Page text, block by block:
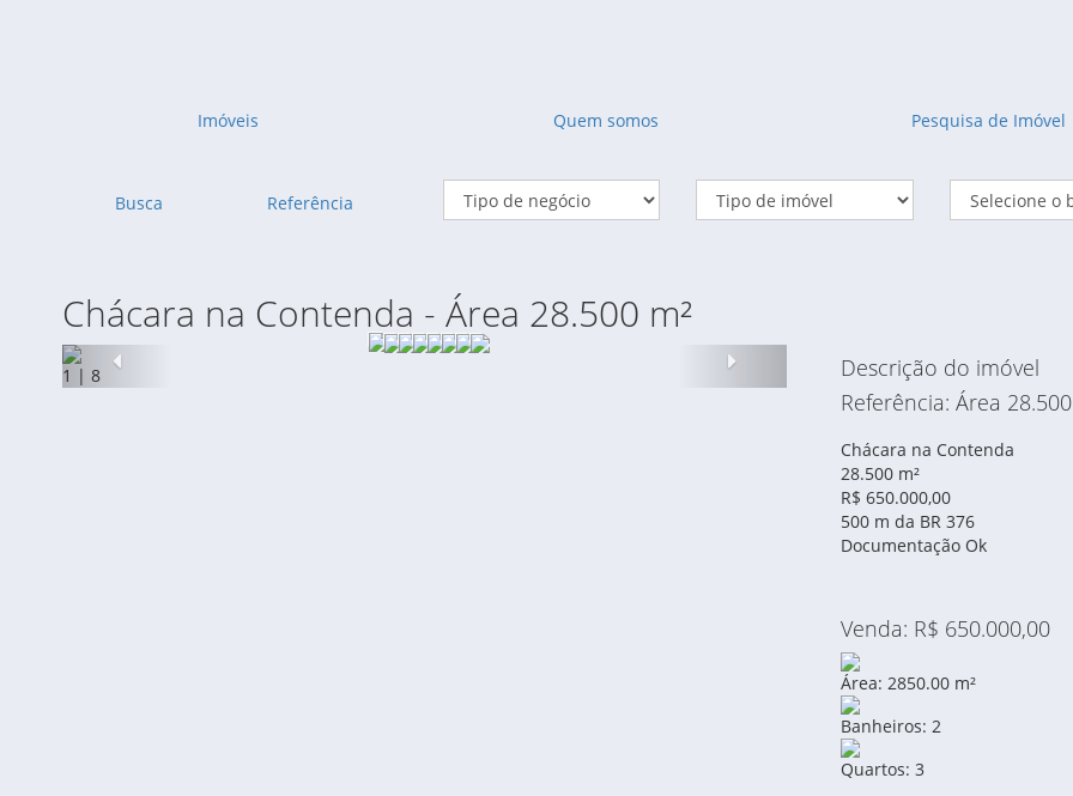
Imóveis Quem somos Pesquisa de Imóvel
Busca Referência
Chácara na Contenda - Área 28.500 m²
Anterior
1 | 8
Descrição do imóvel
Referência: Área
Chácara na Contenda
28.500 m²
R$ 650.000,00
500 m da BR 376
Documentação Ok
Venda: R$ 650.000,00
Área: 2850.00 m²
Banheiros: 2
Quartos: 3